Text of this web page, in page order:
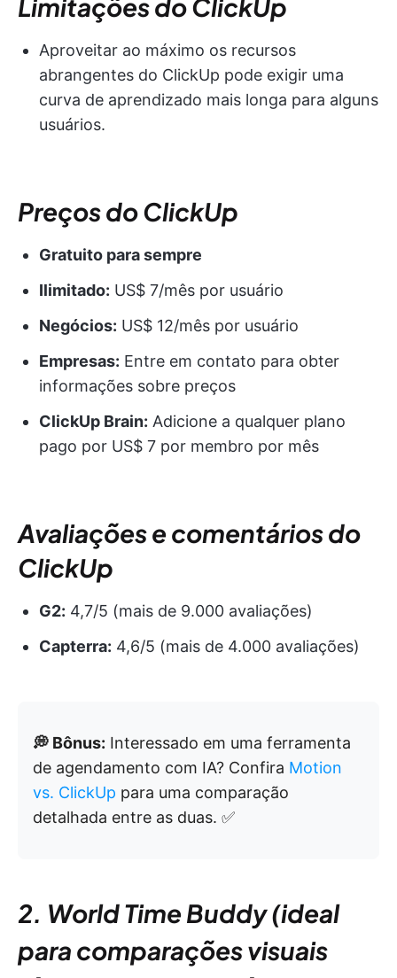
Limitações do ClickUp
Aproveitar ao máximo os recursos
abrangentes do ClickUp pode exigir uma
curva de aprendizado mais longa para alguns
usuários.
Preços do ClickUp
Gratuito para sempre
Ilimitado: US$ 7/mês por usuário
Negócios: US$ 12/mês por usuário
Empresas: Entre em contato para obter
informações sobre preços
ClickUp Brain: Adicione a qualquer plano
pago por US$ 7 por membro por mês
Avaliações e comentários do
ClickUp
G2: 4,7/5 (mais de 9.000 avaliações)
Capterra: 4,6/5 (mais de 4.000 avaliações)
💭 Bônus: Interessado em uma ferramenta
de agendamento com IA? Confira Motion
vs. ClickUp para uma comparação
detalhada entre as duas. ✅
2. World Time Buddy (ideal
para comparações visuais